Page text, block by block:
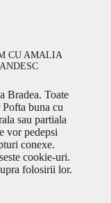
CU AMALIA
Bradea. Toate
buna cu
sau partiala
vor pedepsi
conexe.
cookie-uri.
folosirii lor.